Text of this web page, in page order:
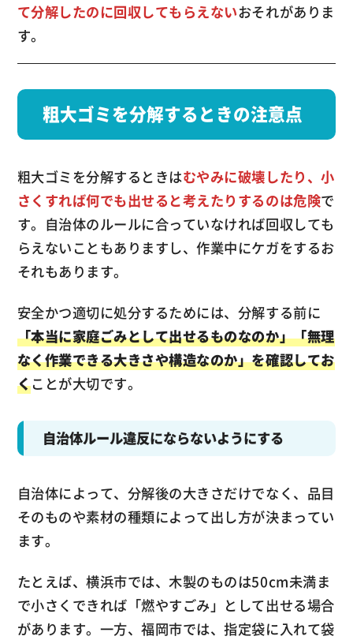
て分解したのに回収してもらえないおそれがありま
す。
粗大ゴミを分解するときの注意点
粗大ゴミを分解するときはむやみに破壊したり、小
さくすれば何でも出せると考えたりするのは危険で
す。自治体のルールに合っていなければ回収しても
らえないこともありますし、作業中にケガをするお
それもあります。
安全かつ適切に処分するためには、分解する前に
「本当に家庭ごみとして出せるものなのか」「無理
なく作業できる大きさや構造なのか」を確認してお
くことが大切です。
自治体ルール違反にならないようにする
自治体によって、分解後の大きさだけでなく、品目
そのものや素材の種類によって出し方が決まってい
ます。
たとえば、横浜市では、木製のものは50cm未満ま
で小さくできれば「燃やすごみ」として出せる場合
があります。一方、福岡市では、指定袋に入れて袋